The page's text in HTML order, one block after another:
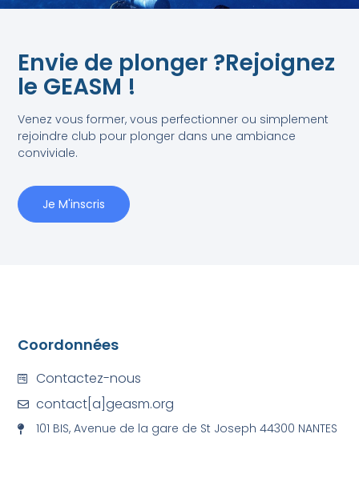
Envie de plonger ?Rejoignez
le GEASM !
Venez vous former, vous perfectionner ou simplement
rejoindre club pour plonger dans une ambiance
conviviale.
Je M'inscris
Coordonnées
Contactez-nous
contact[a]geasm.org
101 BIS, Avenue de la gare de St Joseph 44300 NANTES